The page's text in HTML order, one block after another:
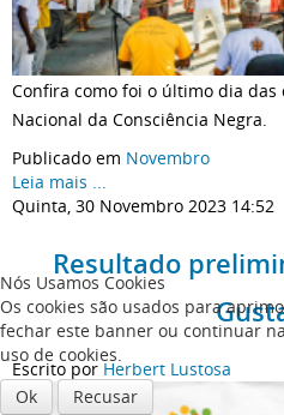
Confira como foi o último dia das
Nacional da Consciência Negra.
Publicado em Novembro
Leia mais ...
Quinta, 30 Novembro 2023 14:52
Resultado
Escrito porHerbert Lustosa
Nós Usamos Cookies
Os cookies são usados para
fechar este banner ou continuar
uso de cookies.
Ok
Recusar